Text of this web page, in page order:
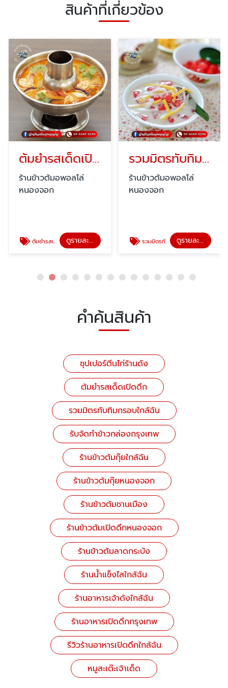
สินค้าที่เกี่ยวข้อง
ต้มยำรสเด็ดเปิดดึก
ร้านข้าวต้มอพอลโล่
หนองจอก
ต้มยำรสเด็ดเปิดดึก ดูรายละเอียด
รวมมิตรทับทิมกรอบใกล้ฉัน
ร้านข้าวต้มอพอลโล่
หนองจอก
รวมมิตรทับทิมกรอบใกล้ฉัน ดูรายละเอียด
คำค้นสินค้า
ซุปเปอร์ตีนไก่ร้านดัง
ต้มยำรสเด็ดเปิดดึก
รวมมิตรทับทิมกรอบใกล้ฉัน
รับจัดทำข้าวกล่องกรุงเทพ
ร้านข้าวต้มกุ๊ยใกล้ฉัน
ร้านข้าวต้มกุ๊ยหนองจอก
ร้านข้าวต้มชานเมือง
ร้านข้าวต้มเปิดดึกหนองจอก
ร้านข้าวต้มลาดกระบัง
ร้านน้ำแข็งไสใกล้ฉัน
ร้านอาหารเจ้าดังใกล้ฉัน
ร้านอาหารเปิดดึกกรุงเทพ
รีวิวร้านอาหารเปิดดึกใกล้ฉัน
หมูสะเต๊ะเจ้าเด็ด